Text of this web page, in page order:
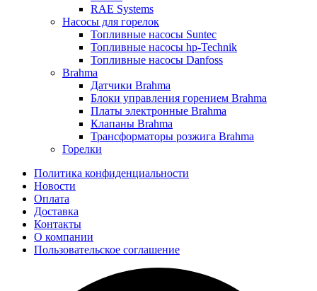
RAE Systems
Насосы для горелок
Топливные насосы Suntec
Топливные насосы hp-Technik
Топливные насосы Danfoss
Brahma
Датчики Brahma
Блоки управления горением Brahma
Платы электронные Brahma
Клапаны Brahma
Трансформаторы розжига Brahma
Горелки
Политика конфиденциальности
Новости
Оплата
Доставка
Контакты
О компании
Пользовательское соглашение